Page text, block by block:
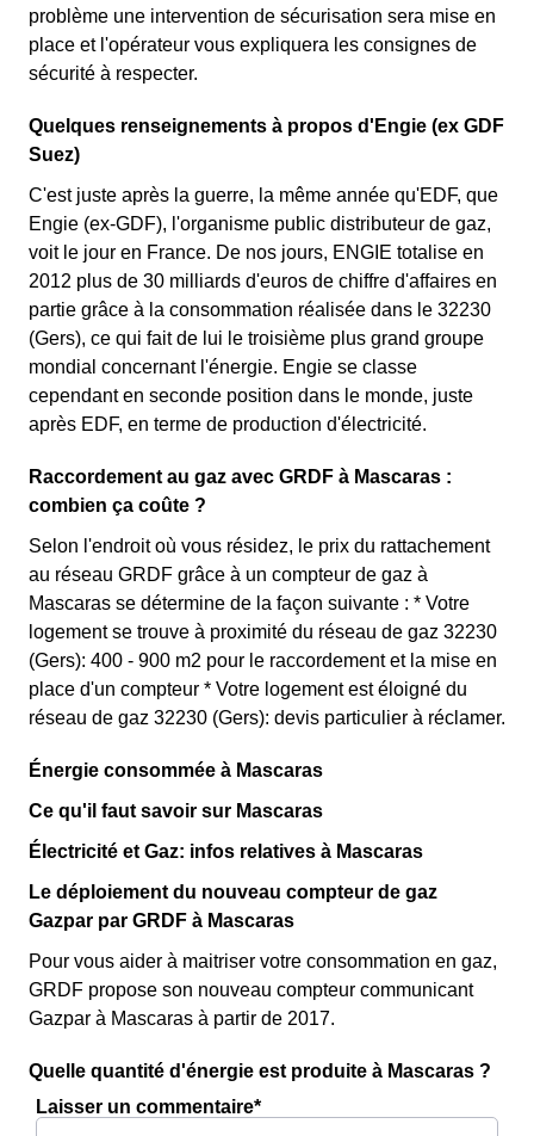
problème une intervention de sécurisation sera mise en
place et l'opérateur vous expliquera les consignes de
sécurité à respecter.
Quelques renseignements à propos d'Engie (ex GDF
Suez)
C'est juste après la guerre, la même année qu'EDF, que
Engie (ex-GDF), l'organisme public distributeur de gaz,
voit le jour en France. De nos jours, ENGIE totalise en
2012 plus de 30 milliards d'euros de chiffre d'affaires en
partie grâce à la consommation réalisée dans le 32230
(Gers), ce qui fait de lui le troisième plus grand groupe
mondial concernant l'énergie. Engie se classe
cependant en seconde position dans le monde, juste
après EDF, en terme de production d'électricité.
Raccordement au gaz avec GRDF à Mascaras :
combien ça coûte ?
Selon l'endroit où vous résidez, le prix du rattachement
au réseau GRDF grâce à un compteur de gaz à
Mascaras se détermine de la façon suivante : * Votre
logement se trouve à proximité du réseau de gaz 32230
(Gers): 400 - 900 m2 pour le raccordement et la mise en
place d'un compteur * Votre logement est éloigné du
réseau de gaz 32230 (Gers): devis particulier à réclamer.
Énergie consommée à Mascaras
Ce qu'il faut savoir sur Mascaras
Électricité et Gaz: infos relatives à Mascaras
Le déploiement du nouveau compteur de gaz
Gazpar par GRDF à Mascaras
Pour vous aider à maitriser votre consommation en gaz,
GRDF propose son nouveau compteur communicant
Gazpar à Mascaras à partir de 2017.
Quelle quantité d'énergie est produite à Mascaras ?
Laisser un commentaire*